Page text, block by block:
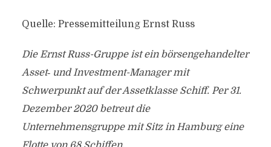
Quelle: Pressemitteilung Ernst Russ
Die Ernst Russ-Gruppe ist ein börsengehandelter
Asset‐und Investment-Manager mit
Schwerpunkt auf der Assetklasse Schiff. Per 31.
Dezember 2020 betreut die
Unternehmensgruppe mit Sitz in Hamburg eine